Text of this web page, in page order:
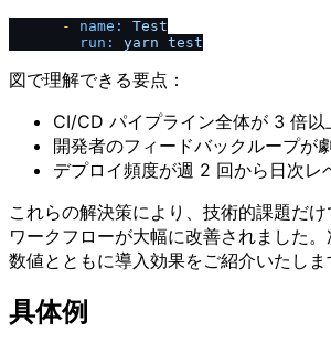
- name:
Test
run:
yarn test
図で理解できる要点：
CI/CD パイプライン全体が 3 倍以
開発者のフィードバックループが
デプロイ頻度が週 2 回から日次レ
これらの解決策により、技術的課題だ
ワークフローが大幅に改善されました
数値とともに導入効果をご紹介いたしま
具体例